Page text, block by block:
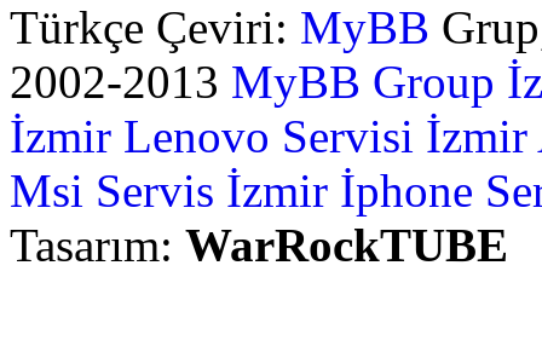
Türkçe Çeviri: MyBB
2002-2013 MyBB Group
İzmir Lenovo Servisi İzmir
Msi Servis İzmir İphone
Tasarım: WarRockTUBE